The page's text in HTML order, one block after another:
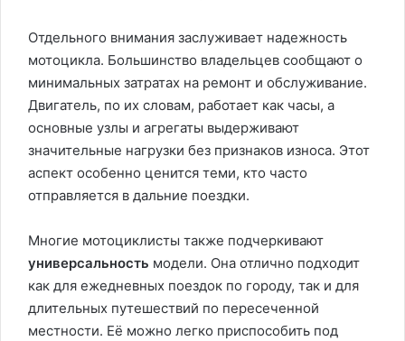
Отдельного внимания заслуживает надежность
мотоцикла. Большинство владельцев сообщают о
минимальных затратах на ремонт и обслуживание.
Двигатель, по их словам, работает как часы, а
основные узлы и агрегаты выдерживают
значительные нагрузки без признаков износа. Этот
аспект особенно ценится теми, кто часто
отправляется в дальние поездки.
Многие мотоциклисты также подчеркивают
универсальность модели. Она отлично подходит
как для ежедневных поездок по городу, так и для
длительных путешествий по пересеченной
местности. Её можно легко приспособить под